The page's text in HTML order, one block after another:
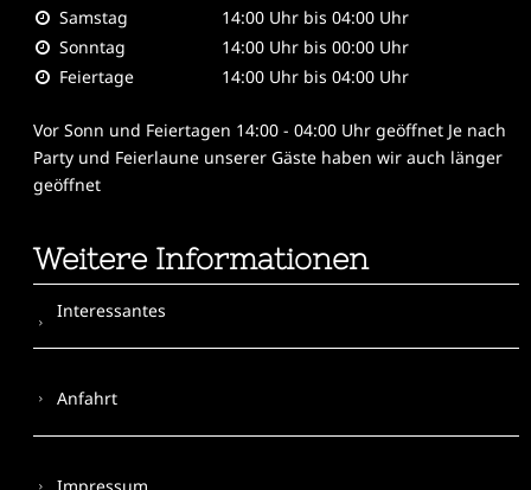
Samstag
14:00 Uhr bis 04:00 Uhr
Sonntag
14:00 Uhr bis 00:00 Uhr
Feiertage
14:00 Uhr bis 04:00 Uhr
Vor Sonn und Feiertagen 14:00 - 04:00 Uhr geöffnet Je nach
Party und Feierlaune unserer Gäste haben wir auch länger
geöffnet
Weitere Informationen
Interessantes
Anfahrt
Impressum